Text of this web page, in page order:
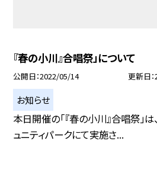
『春の小川』合唱祭」について
公開日 2022/05/14 更新日
お知らせ
本日開催の「『春の小川』合唱祭」
ュニティパークにて実施さ...